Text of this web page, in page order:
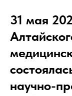
31 мая
научно-